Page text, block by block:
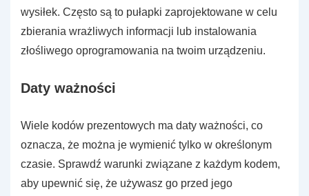
wysiłek. Często są to pułapki zaprojektowane w celu
zbierania wrażliwych informacji lub instalowania
złośliwego oprogramowania na twoim urządzeniu.
Daty ważności
Wiele kodów prezentowych ma daty ważności, co
oznacza, że można je wymienić tylko w określonym
czasie. Sprawdź warunki związane z każdym kodem,
aby upewnić się, że używasz go przed jego